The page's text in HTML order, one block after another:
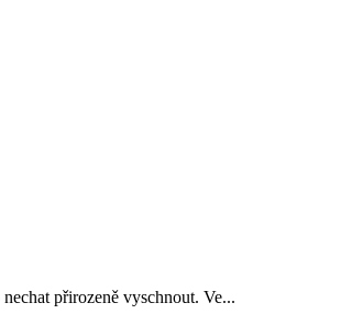
přirozeně vyschnout. Ve...